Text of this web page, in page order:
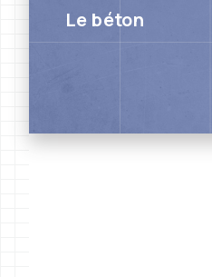
Le béton